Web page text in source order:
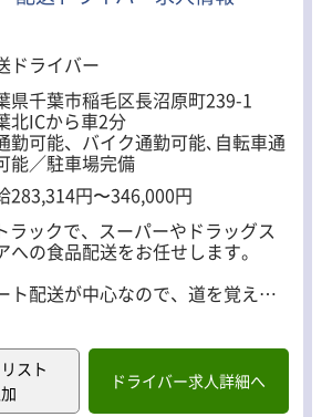
ターへ戻り再度積み込み
験からスタートした40代・50代の
や女性ドライバーも活躍中です。
ポイント ・入社後は必ず同乗研修
・研修中も給与は同条件で支給 営
務など、異業種からの転職者も多
後は、 運行管理などの管理職へステ
。 実際にキャリアアップしている
ています。
ドライバー
県千葉市稲毛区長沼原町239-1
北ICから車2分
勤可能、バイク通勤可能､自転車通
能／駐車場完備
283,314円〜346,000円
ラックで、スーパーやドラッグス
への食品配送をお任せします。
ト配送が中心なので、道を覚えて
ルート共有があるので安心です。
送先：千葉県内
スト
ドライバー求人詳細へ